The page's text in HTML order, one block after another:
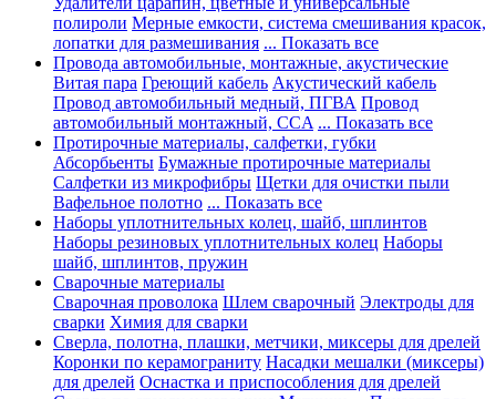
полироли Мерные емкости, система смешивания красок,
лопатки для размешивания ... Показать все
Провода автомобильные, монтажные, акустические
Витая пара Греющий кабель Акустический кабель
Провод автомобильный медный, ПГВА Провод
автомобильный монтажный, CCA ... Показать все
Протирочные материалы, салфетки, губки
Абсорбьенты Бумажные протирочные материалы
Салфетки из микрофибры Щетки для очистки пыли
Вафельное полотно ... Показать все
Наборы уплотнительных колец, шайб, шплинтов
Наборы резиновых уплотнительных колец Наборы
шайб, шплинтов, пружин
Сварочные материалы
Сварочная проволока Шлем сварочный Электроды для
сварки Химия для сварки
Сверла, полотна, плашки, метчики, миксеры для дрелей
Коронки по керамограниту Насадки мешалки (миксеры)
для дрелей Оснастка и приспособления для дрелей